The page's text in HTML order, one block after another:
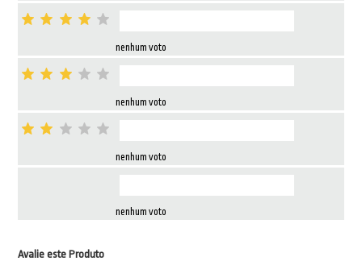
nenhum voto
nenhum voto
nenhum voto
nenhum voto
Avalie este Produto